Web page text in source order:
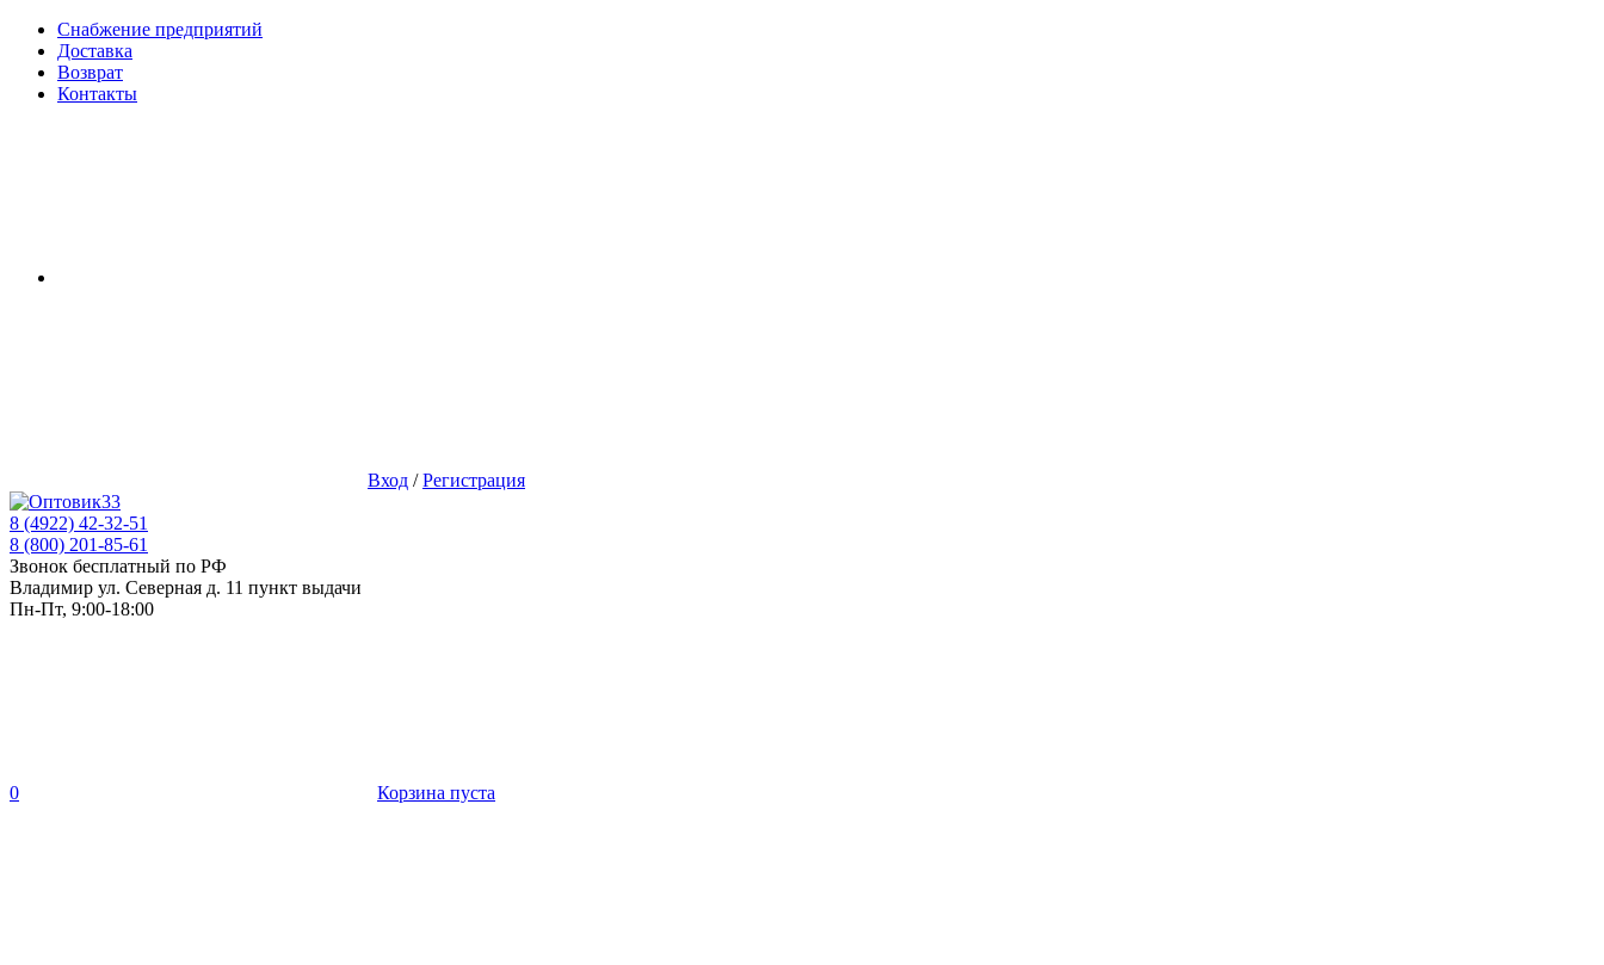
Снабжение предприятий
Доставка
Возврат
Контакты
Вход /Регистрация
8 (4922) 42-32-51
8 (800) 201-85-61
Звонок бесплатный по РФ
Владимир ул. Северная д. 11 пункт выдачи
Пн-Пт, 9:00-18:00
0 Корзина пуста